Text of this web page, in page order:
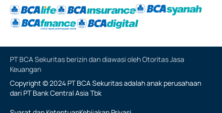
PT BCA Sekuritas berizin dan diawasi oleh Otoritas Jasa
Keuangan
Copyright © 2024 PT BCA Sekuritas adalah anak perusahaan
dari PT Bank Central Asia Tbk